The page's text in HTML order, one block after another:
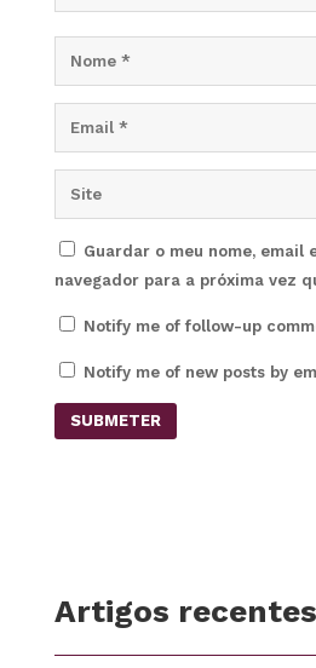
Guardar o meu nome, email
navegador para a próxima vez
Notify me of follow-up
Notify me of new posts by
SUBMETER
Artigos recentes